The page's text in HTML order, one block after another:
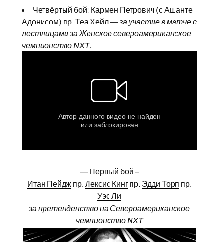
Четвёртый бой: Кармен Петрович (с Ашанте
Адонисом) пр. Теа Хейл —за участие в матче с
лестницами за Женское североамериканское
чемпионство NXT.
— Первый бой –
Итан Пейджпр. Лексис Кингпр. Эдди Торп пр.
Уэс Ли
за претенденство на Североамериканское
чемпионство NXT